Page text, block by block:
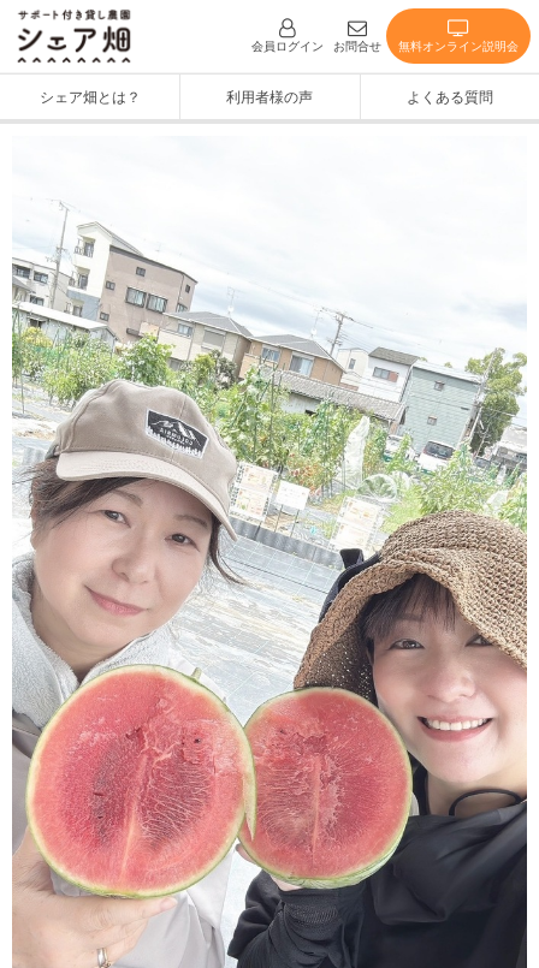
会員ログイン お問合せ 無料オンライン説明会
シェア畑とは？ 利用者様の声 よくある質問